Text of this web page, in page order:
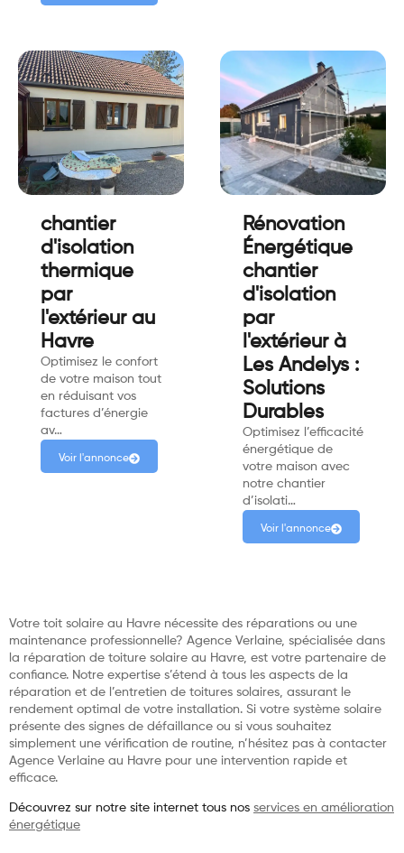
chantier
d'isolation
thermique
par
l'extérieur au
Havre
Optimisez le confort
de votre maison tout
en réduisant vos
factures d’énergie
av…
Voir l'annonce
Rénovation
Énergétique
chantier
d'isolation
par
l'extérieur à
Les Andelys :
Solutions
Durables
Optimisez l’efficacité
énergétique de
votre maison avec
notre chantier
d’isolati…
Voir l'annonce
Votre toit solaire au Havre nécessite des réparations ou une
maintenance professionnelle? Agence Verlaine, spécialisée dans
la réparation de toiture solaire au Havre, est votre partenaire de
confiance. Notre expertise s’étend à tous les aspects de la
réparation et de l’entretien de toitures solaires, assurant le
rendement optimal de votre installation. Si votre système solaire
présente des signes de défaillance ou si vous souhaitez
simplement une vérification de routine, n’hésitez pas à contacter
Agence Verlaine au Havre pour une intervention rapide et
efficace.
Découvrez sur notre site internet tous nos services en amélioration
énergétique